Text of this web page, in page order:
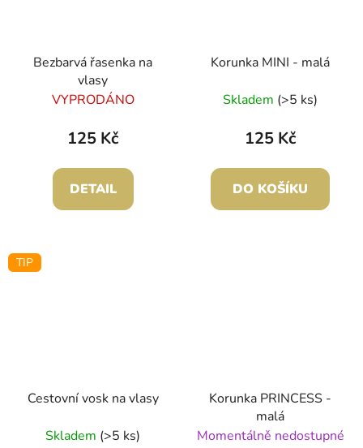
Bezbarvá řasenka na
vlasy
VYPRODÁNO
125 Kč
DETAIL
Korunka MINI - malá
Skladem (>5 ks)
125 Kč
DO KOŠÍKU
TIP
Cestovní vosk na vlasy
Skladem (>5 ks)
Korunka PRINCESS -
malá
Momentálně nedostupné